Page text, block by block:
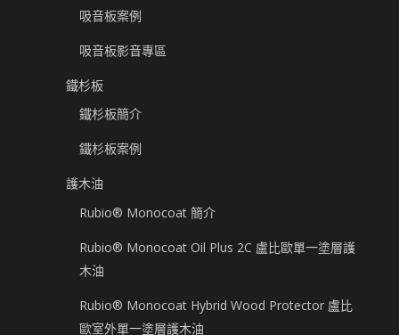
吸音板案例
吸音板影音專區
鐵杉板
鐵杉板簡介
鐵杉板案例
護木油
Rubio® Monocoat 簡介
Rubio® Monocoat Oil Plus 2C 盧比歐單一塗層護
木油
Rubio® Monocoat Hybrid Wood Protector 盧比
歐室外單一塗層護木油